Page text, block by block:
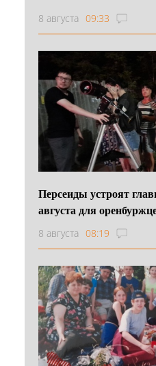
8 августа 09:33
Персеиды устроят
августа для
8 августа 08:19